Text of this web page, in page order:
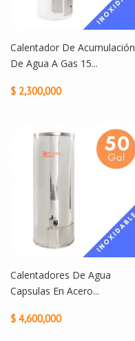
Calentador De Acumulación
De Agua A Gas 15...
$ 2,300,000
Calentadores De Agua
Capsulas En Acero...
$ 4,600,000